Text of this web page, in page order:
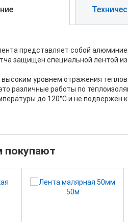
представляет собой
защищен специальной лентой
уровнем отражения
различные работы по
до 120°С и не подвержен
покупают